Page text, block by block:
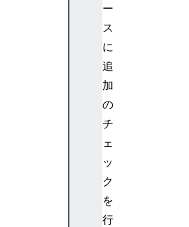
ー
ス
に
追
加
の
チ
ェ
ッ
ク
を
行